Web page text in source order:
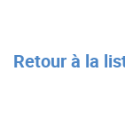
Retour à la